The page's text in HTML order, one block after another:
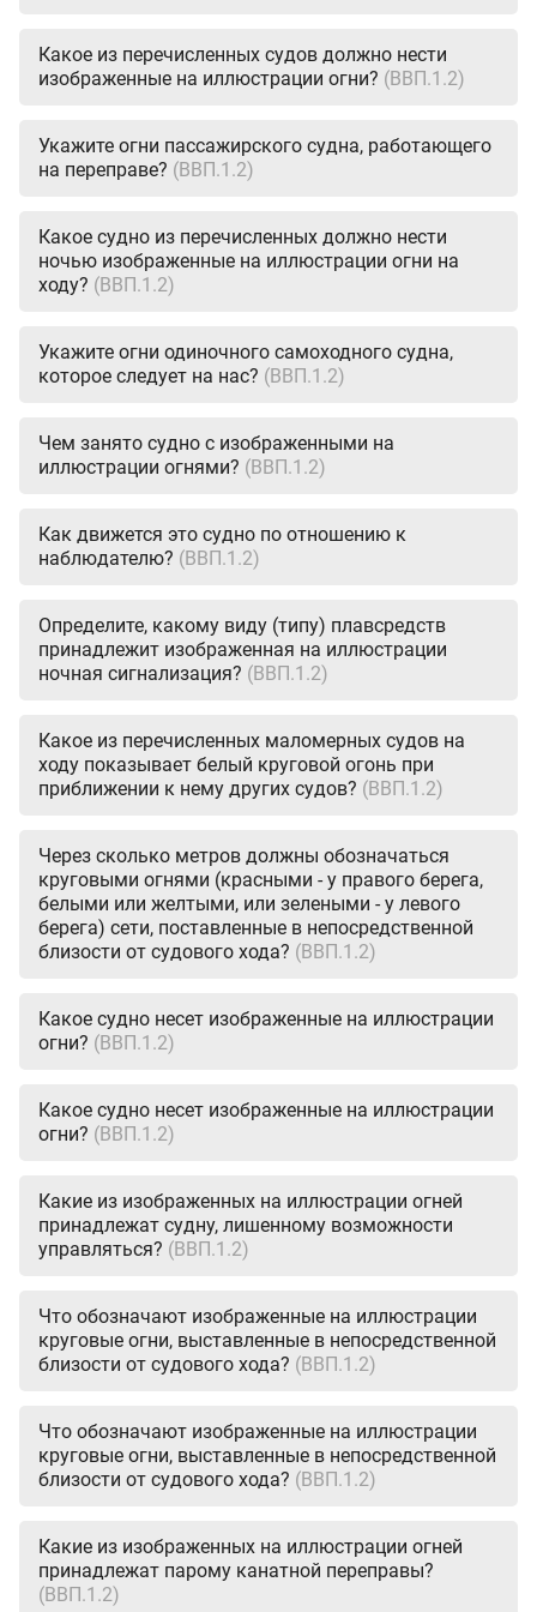
Какое из перечисленных судов должно нести
изображенные на иллюстрации огни? (ВВП.1.2)
Укажите огни пассажирского судна, работающего
на переправе? (ВВП.1.2)
Какое судно из перечисленных должно нести
ночью изображенные на иллюстрации огни на
ходу? (ВВП.1.2)
Укажите огни одиночного самоходного судна,
которое следует на нас? (ВВП.1.2)
Чем занято судно с изображенными на
иллюстрации огнями? (ВВП.1.2)
Как движется это судно по отношению к
наблюдателю? (ВВП.1.2)
Определите, какому виду (типу) плавсредств
принадлежит изображенная на иллюстрации
ночная сигнализация? (ВВП.1.2)
Какое из перечисленных маломерных судов на
ходу показывает белый круговой огонь при
приближении к нему других судов? (ВВП.1.2)
Через сколько метров должны обозначаться
круговыми огнями (красными - у правого берега,
белыми или желтыми, или зелеными - у левого
берега) сети, поставленные в непосредственной
близости от судового хода? (ВВП.1.2)
Какое судно несет изображенные на иллюстрации
огни? (ВВП.1.2)
Какое судно несет изображенные на иллюстрации
огни? (ВВП.1.2)
Какие из изображенных на иллюстрации огней
принадлежат судну, лишенному возможности
управляться? (ВВП.1.2)
Что обозначают изображенные на иллюстрации
круговые огни, выставленные в непосредственной
близости от судового хода? (ВВП.1.2)
Что обозначают изображенные на иллюстрации
круговые огни, выставленные в непосредственной
близости от судового хода? (ВВП.1.2)
Какие из изображенных на иллюстрации огней
принадлежат парому канатной переправы?
(ВВП.1.2)